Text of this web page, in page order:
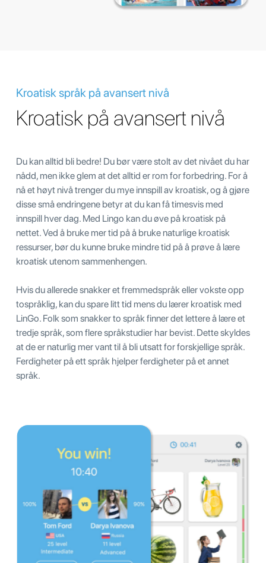
Kroatisk språk på avansert nivå
Kroatisk på avansert nivå
Du kan alltid bli bedre! Du bør være stolt av det nivået du har
nådd, men ikke glem at det alltid er rom for forbedring. For å
nå et høyt nivå trenger du mye innspill av kroatisk, og å gjøre
disse små endringene betyr at du kan få timesvis med
innspill hver dag. Med Lingo kan du øve på kroatisk på
nettet. Ved å bruke mer tid på å bruke naturlige kroatisk
ressurser, bør du kunne bruke mindre tid på å prøve å lære
kroatisk utenom sammenhengen.
Hvis du allerede snakker et fremmedspråk eller vokste opp
tospråklig, kan du spare litt tid mens du lærer kroatisk med
LinGo. Folk som snakker to språk finner det lettere å lære et
tredje språk, som flere språkstudier har bevist. Dette skyldes
at de er naturlig mer vant til å bli utsatt for forskjellige språk.
Ferdigheter på ett språk hjelper ferdigheter på et annet
språk.